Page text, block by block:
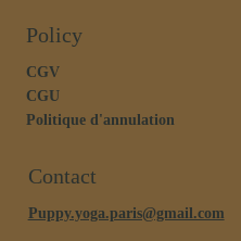
Policy
CGV
CGU
Politique d'annulation
Contact
Puppy.yoga.paris@gmail.com